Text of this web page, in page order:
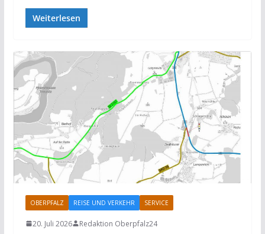
Weiterlesen
OBERPFALZ REISE UND VERKEHR SERVICE
20. Juli 2026 Redaktion Oberpfalz24